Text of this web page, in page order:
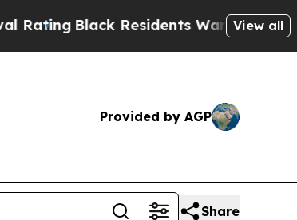
Black Residents Warned of Abusive
View all
Provided by AGP
Share